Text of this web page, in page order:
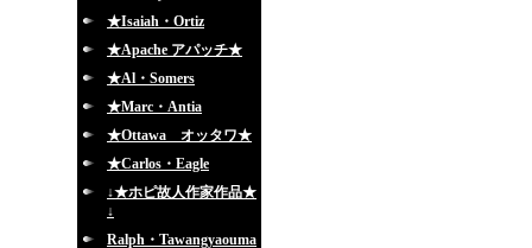
★Isaiah・Ortiz
★Apache アパッチ★
★Al・Somers
★Marc・Antia
★Ottawa オッタワ★
★Carlos・Eagle
↓★ホピ故人作家作品★
↓
Ralph・Tawangyaouma